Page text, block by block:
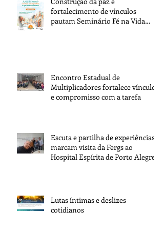
fortalecimento de vínculos
pautam Seminário Fé na Vida
Encontro Estadual de
Multiplicadores fortalece vínculos
e compromisso com a tarefa
Escuta e partilha de experiências
marcam visita da Fergs ao
Hospital Espírita de Porto Alegre
Lutas íntimas e deslizes
cotidianos